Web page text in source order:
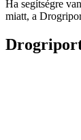
Ha segítségre
miatt, a